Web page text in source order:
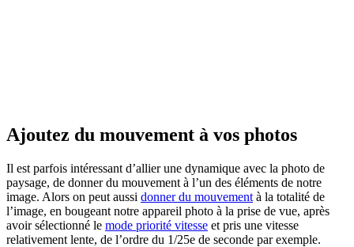
Ajoutez du mouvement à vos photos
Il est parfois intéressant d’allier une dynamique avec la photo de
paysage, de donner du mouvement à l’un des éléments de notre
image. Alors on peut aussi donner du mouvement à la totalité de
l’image, en bougeant notre appareil photo à la prise de vue, après
avoir sélectionné le mode priorité vitesse et pris une vitesse
relativement lente, de l’ordre du 1/25e de seconde par exemple.